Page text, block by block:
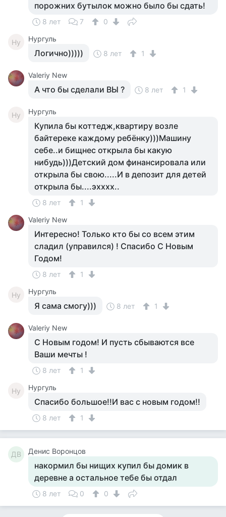
порожних бутылок можно было бы сдать!
8 лет 7 0
Ну Нургуль
Логично))))) 8 лет 1
Valeriy New
А что бы сделали ВЫ ? 8 лет 1
Ну Нургуль
Купила бы коттедж,квартиру возле
байтереке каждому ребёнку)))Машину
себе..и бищнес открыла бы какую
нибудь)))Детский дом финансировала или
открыла бы свою.....И в депозит для детей
открыла бы....эхххх..
8 лет
1
Valeriy New
Интересно! Только кто бы со всем этим
сладил (управился) ! Спасибо С Новым
Годом!
8 лет 1
Ну Нургуль
Я сама смогу))) 8 лет 1
Valeriy New
С Новым годом! И пусть сбываются все
Ваши мечты !
8 лет 1
Ну Нургуль
Спасибо большое!!И вас с новым годом!!
8 лет 1
ДВ Денис Воронцов
накормил бы нищих купил бы домик в
деревне а остальное тебе бы отдал
8 лет 0 0